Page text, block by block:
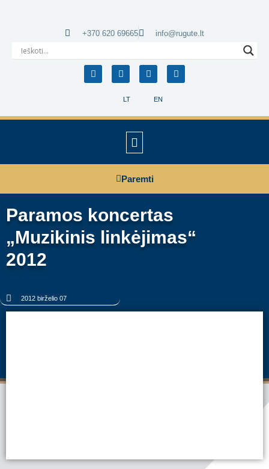
LT EN
+370 620 69665 info@rugute.lt
Paremti
Paramos koncertas
„Muzikinis linkėjimas“
2012
2012 birželio 07